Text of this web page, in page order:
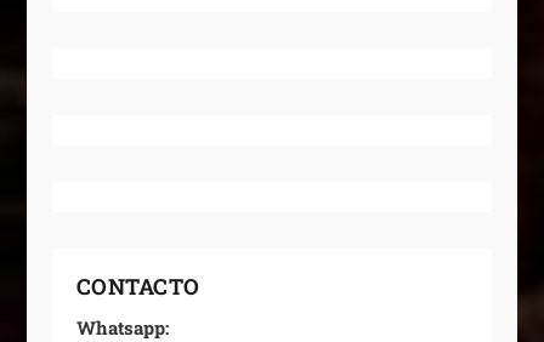
CONTACTO
Whatsapp: